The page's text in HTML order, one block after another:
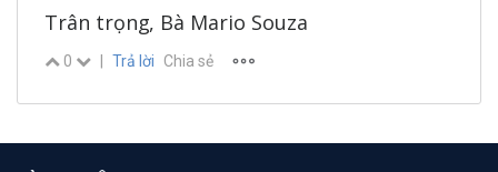
Trân trọng, Bà Mario Souza
0 Trả lời Chia sẻ